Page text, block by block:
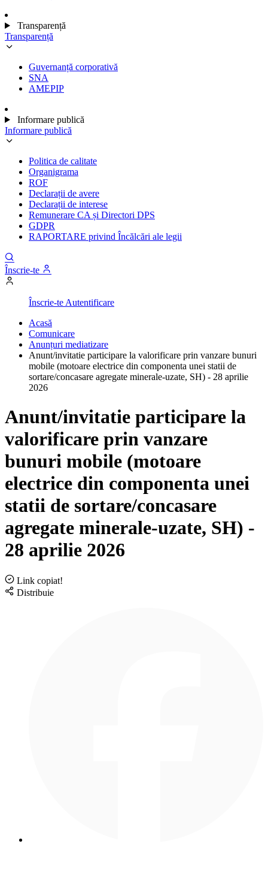
Transparență
Transparență
Guvernanță corporativă
SNA
AMEPIP
Informare publică
Informare publică
Politica de calitate
Organigrama
ROF
Declarații de avere
Declarații de interese
Remunerare CA și Directori DPS
GDPR
RAPORTARE privind Încălcări ale legii
Înscrie-te
Înscrie-te Autentificare
Acasă
Comunicare
Anunțuri mediatizare
Anunt/invitatie participare la valorificare prin vanzare bunuri
mobile (motoare electrice din componenta unei statii de
sortare/concasare agregate minerale-uzate, SH) - 28 aprilie
2026
Anunt/invitatie participare la
valorificare prin vanzare
bunuri mobile (motoare
electrice din componenta unei
statii de sortare/concasare
agregate minerale-uzate, SH) -
28 aprilie 2026
Link copiat!
Distribuie